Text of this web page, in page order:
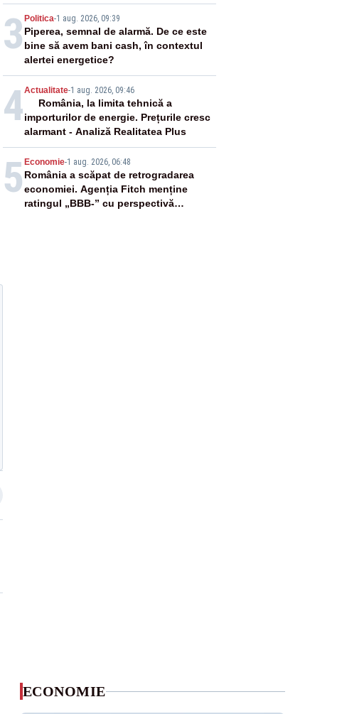
3 Politica-1 aug. 2026, 09:39
Piperea, semnal de alarmă. De ce este
bine să avem bani cash, în contextul
alertei energetice?
4Actualitate-1 aug. 2026, 09:46
România, la limita tehnică a
importurilor de energie. Prețurile cresc
alarmant - Analiză Realitatea Plus
5 Economie-1 aug. 2026, 06:48
România a scăpat de retrogradarea
economiei. Agenția Fitch menține
ratingul „BBB-” cu perspectivă
ECONOMIE